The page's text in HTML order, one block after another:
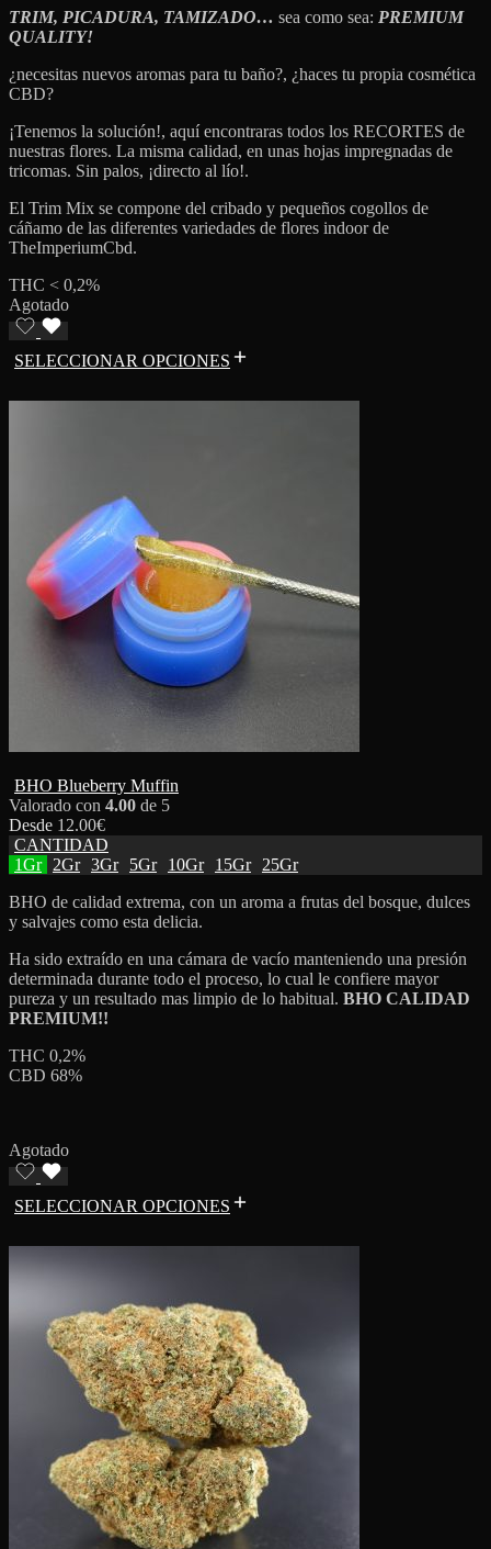
TRIM, PICADURA, TAMIZADO… sea como sea: PREMIUM
QUALITY!
¿necesitas nuevos aromas para tu baño?, ¿haces tu propia cosmética
CBD?
¡Tenemos la solución!, aquí encontraras todos los RECORTES de
nuestras flores. La misma calidad, en unas hojas impregnadas de
tricomas. Sin palos, ¡directo al lío!.
El Trim Mix se compone del cribado y pequeños cogollos de
cáñamo de las diferentes variedades de flores indoor de
TheImperiumCbd.
THC < 0,2%
Agotado
SELECCIONAR OPCIONES
BHO Blueberry Muffin
Valorado con 4.00 de 5
Desde 12.00€
CANTIDAD
1Gr
2Gr 3Gr 5Gr 10Gr 15Gr
25Gr
BHO de calidad extrema, con un aroma a frutas del bosque, dulces
y salvajes como esta delicia.
Ha sido extraído en una cámara de vacío manteniendo una presión
determinada durante todo el proceso, lo cual le confiere mayor
pureza y un resultado mas limpio de lo habitual. BHO CALIDAD
PREMIUM!!
THC 0,2%
CBD 68%
Agotado
SELECCIONAR OPCIONES